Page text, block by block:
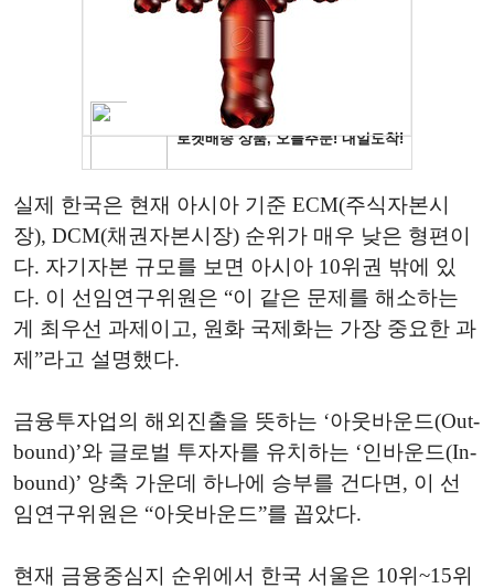
실제 한국은 현재 아시아 기준 ECM(주식자본시
장), DCM(채권자본시장) 순위가 매우 낮은 형편이
다. 자기자본 규모를 보면 아시아 10위권 밖에 있
다. 이 선임연구위원은 “이 같은 문제를 해소하는
게 최우선 과제이고, 원화 국제화는 가장 중요한 과
제”라고 설명했다.
금융투자업의 해외진출을 뜻하는 ‘아웃바운드(Out-
bound)’와 글로벌 투자자를 유치하는 ‘인바운드(In-
bound)’ 양축 가운데 하나에 승부를 건다면, 이 선
임연구위원은 “아웃바운드”를 꼽았다.
현재 금융중심지 순위에서 한국 서울은 10위~15위